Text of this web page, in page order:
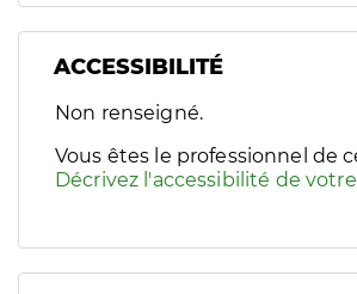
ACCESSIBILITÉ
Filtres
Sélectionnez un ou plusieurs
Non renseigné.
Vous êtes le professionnel de
Décrivez l'accessibilité de